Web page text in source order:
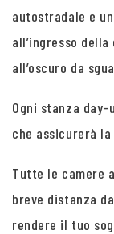
autostradale e
all’ingresso
all’oscuro da
Ogni stanza
che assicurerà
Tutte le camere
breve distanza
rendere il tuo